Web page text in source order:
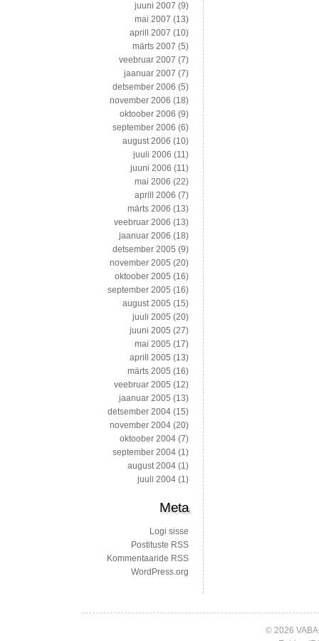
juuni 2007 (9)
mai 2007 (13)
aprill 2007 (10)
märts 2007 (5)
veebruar 2007 (7)
jaanuar 2007 (7)
detsember 2006 (5)
november 2006 (18)
oktoober 2006 (9)
september 2006 (6)
august 2006 (10)
juuli 2006 (11)
juuni 2006 (11)
mai 2006 (22)
aprill 2006 (7)
märts 2006 (13)
veebruar 2006 (13)
jaanuar 2006 (18)
detsember 2005 (9)
november 2005 (20)
oktoober 2005 (16)
september 2005 (16)
august 2005 (15)
juuli 2005 (20)
juuni 2005 (27)
mai 2005 (17)
aprill 2005 (13)
märts 2005 (16)
veebruar 2005 (12)
jaanuar 2005 (13)
detsember 2004 (15)
november 2004 (20)
oktoober 2004 (7)
september 2004 (1)
august 2004 (1)
juuli 2004 (1)
Meta
Logi sisse
Postituste RSS
Kommentaaride RSS
WordPress.org
© 2026